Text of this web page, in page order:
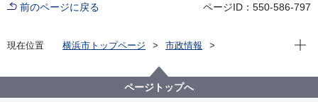
前のページに戻る ページID：550-586-797
現在位置 横浜市トップページ
市政情報
神奈川区沢渡に所在する横浜市民防災センターについ
て、 貸付公募を行います
現在
ページトップへ